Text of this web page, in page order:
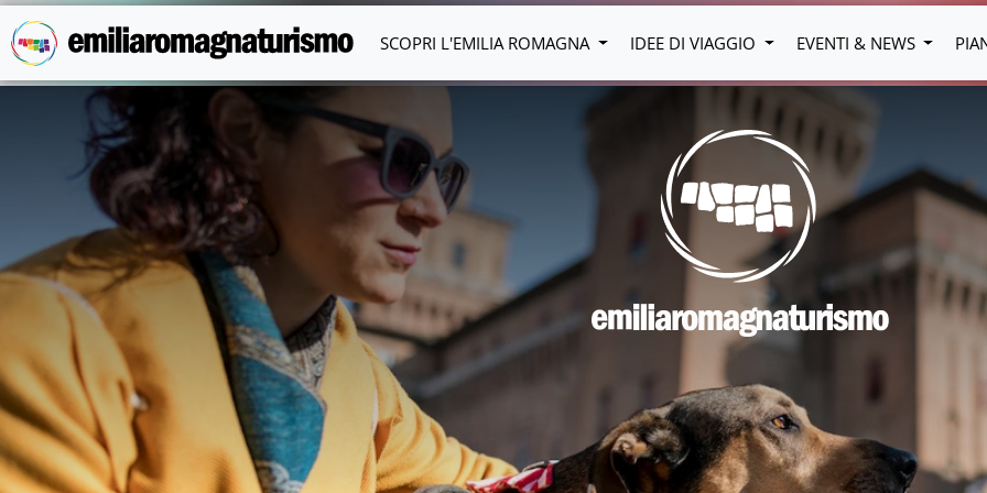
Vai al contenuto principale
SCOPRI L'EMILIA ROMAGNA IDEE DI VIAGGIO EVENTI & NEWS